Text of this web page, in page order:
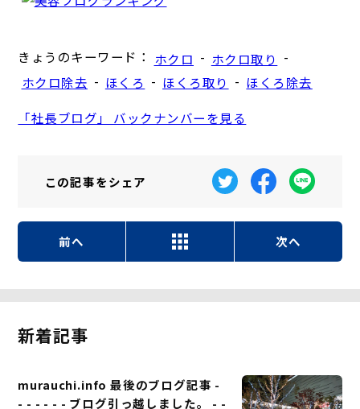
きょうのキーワード： ホクロ - ホクロ取り -
ホクロ除去 - ほくろ - ほくろ取り - ほくろ除去
「社長ブログ」 バックナンバーを見る
この記事をシェア
前へ 次へ
新着記事
murauchi.info 最後のブログ記事 -
- - - - - - ブログ引っ越しました。 - -